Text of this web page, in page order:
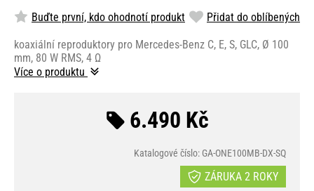
Buďte první, kdo ohodnotí produkt Přidat do oblíbených
koaxiální reproduktory pro Mercedes-Benz C, E, S, GLC, Ø 100
mm, 80 W RMS, 4 Ω
Více o produktu
6.490 Kč
Katalogové číslo: GA-ONE100MB-DX-SQ
ZÁRUKA 2 ROKY